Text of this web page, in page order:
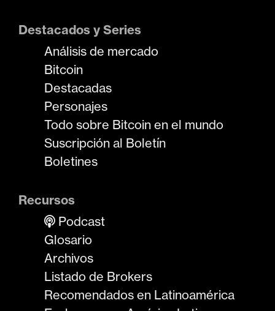
Destacados y Series
Análisis de mercado
Bitcoin
Destacadas
Personajes
Todo sobre Bitcoin en el mundo
Suscripción al Boletín
Boletines
Recursos
Podcast
Glosario
Archivos
Listado de Brokers
Recomendados en Latinoamérica